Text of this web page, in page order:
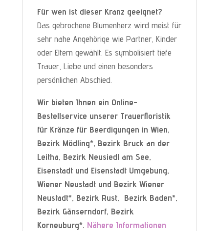
Für wen ist dieser Kranz geeignet?
Das gebrochene Blumenherz wird meist für
sehr nahe Angehörige wie Partner, Kinder
oder Eltern gewählt. Es symbolisiert tiefe
Trauer, Liebe und einen besonders
persönlichen Abschied.
Wir bieten Ihnen ein Online-
Bestellservice unserer Trauerfloristik
für Kränze für Beerdigungen in Wien,
Bezirk Mödling*, Bezirk Bruck an der
Leitha, Bezirk Neusiedl am See,
Eisenstadt und Eisenstadt Umgebung,
Wiener Neustadt und Bezirk Wiener
Neustadt*, Bezirk Rust, Bezirk Baden*,
Bezirk Gänserndorf, Bezirk
Korneuburg*. Nähere Informationen